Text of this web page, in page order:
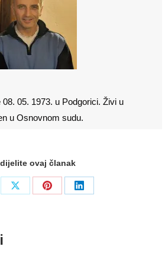
05. 1973. u Podgorici. Živi u
u Osnovnom sudu.
ovaj članak
Share
Share
Share